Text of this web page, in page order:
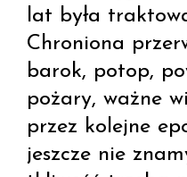
lat była
Chroniona
barok, potop,
pożary, ważne
przez kolejne
jeszcze nie